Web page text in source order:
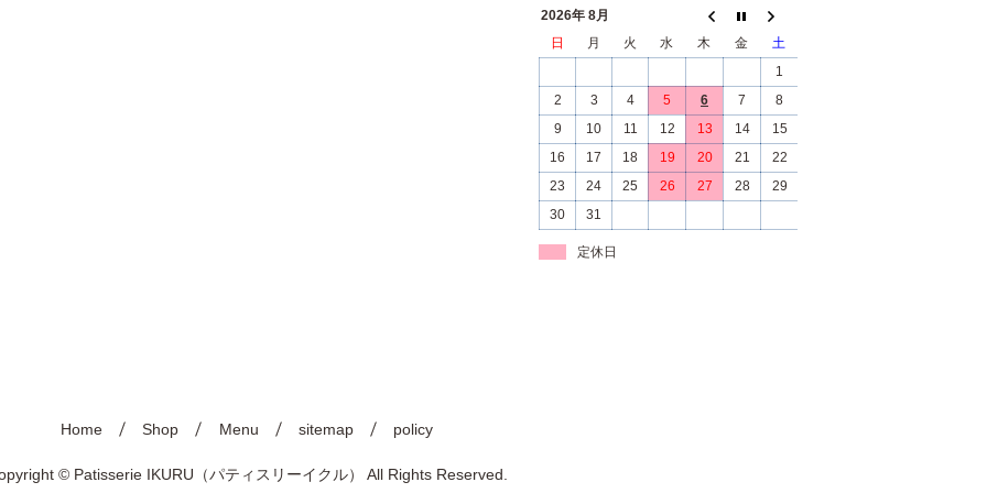
2026年 8月
日
月 火 水 木 金
土
1
2
3 4 5 6 7
8
9
10 11 12 13 14
15
16
17 18 19 20 21
22
23
24 25 26 27 28
29
30
31
定休日
Home Shop Menu sitemap policy
© Patisserie IKURU（パティスリーイクル） All Rights Reserved.